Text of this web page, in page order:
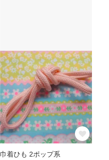
巾着ひも 2ポップ系